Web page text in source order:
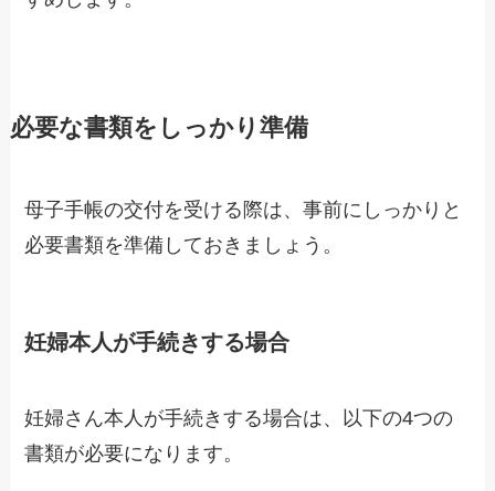
必要な書類をしっかり準備
母子手帳の交付を受ける際は、事前にしっかりと
必要書類を準備しておきましょう。
妊婦本人が手続きする場合
妊婦さん本人が手続きする場合は、以下の4つの
書類が必要になります。